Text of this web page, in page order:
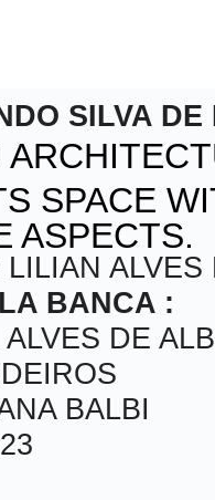
SILVA DE
SPACE
ASPECTS.
BANCA :
DE
BALBI